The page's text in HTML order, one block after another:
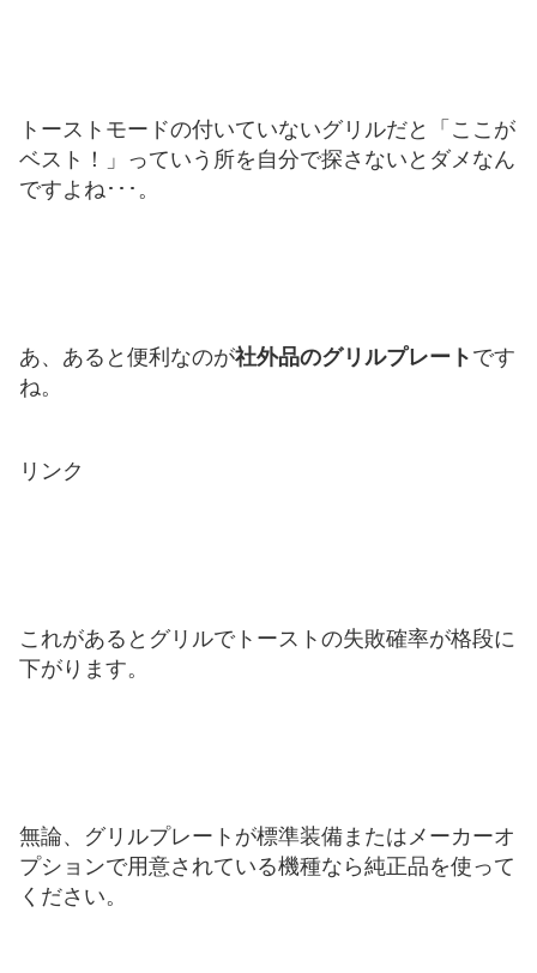
トーストモードの付いていないグリルだと「ここが
ベスト！」っていう所を自分で探さないとダメなん
ですよね･･･。
あ、あると便利なのが社外品のグリルプレート です
ね。
リンク
これがあるとグリルでトーストの失敗確率が格段に
下がります。
無論、グリルプレートが標準装備またはメーカーオ
プションで用意されている機種なら純正品を使って
ください。